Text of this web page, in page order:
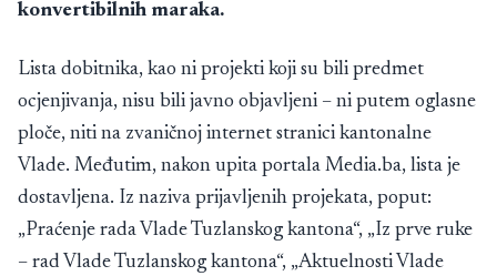
konvertibilnih maraka.
Lista dobitnika, kao ni projekti koji su bili predmet
ocjenjivanja, nisu bili javno objavljeni – ni putem oglasne
ploče, niti na zvaničnoj internet stranici kantonalne
Vlade. Međutim, nakon upita portala Media.ba, lista je
dostavljena. Iz naziva prijavljenih projekata, poput:
„Praćenje rada Vlade Tuzlanskog kantona“, „Iz prve ruke
– rad Vlade Tuzlanskog kantona“, „Aktuelnosti Vlade